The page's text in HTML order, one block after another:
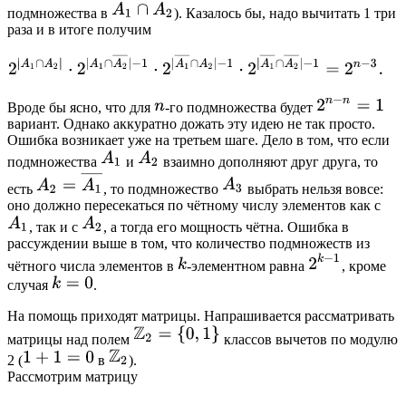
подмножества в
). Казалось бы, надо вычитать 1 три
раза и в итоге получим
Вроде бы ясно, что для
-го подмножества будет
вариант. Однако аккуратно дожать эту идею не так просто.
Ошибка возникает уже на третьем шаге. Дело в том, что если
подмножества
и
взаимно дополняют друг друга, то
есть
, то подмножество
выбрать нельзя вовсе:
оно должно пересекаться по чётному числу элементов как с
, так и с
, а тогда его мощность чётна. Ошибка в
рассуждении выше в том, что количество подмножеств из
чётного числа элементов в
-элементном равна
, кроме
случая
.
На помощь приходят матрицы. Напрашивается рассматривать
матрицы над полем
классов вычетов по модулю
2 (
в
).
Рассмотрим матрицу